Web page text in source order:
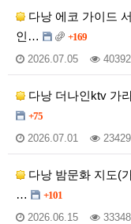
다낭 에코 가이드
인…
+169
2026.07.05 40392
다낭 더나인ktv 가
+75
2026.07.01 23429
다낭 밤문화 지도(
…
+101
2026.06.15 33348